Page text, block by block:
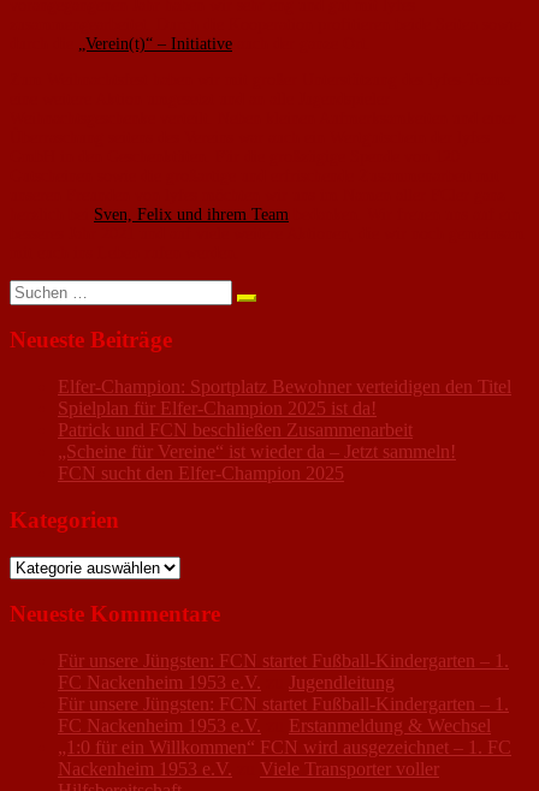
„Verein(t)“ – Initiative
Sven, Felix und ihrem Team
Suchen
nach:
Neueste Beiträge
Elfer-Champion: Sportplatz Bewohner verteidigen den Titel
Spielplan für Elfer-Champion 2025 ist da!
Patrick und FCN beschließen Zusammenarbeit
„Scheine für Vereine“ ist wieder da – Jetzt sammeln!
FCN sucht den Elfer-Champion 2025
Kategorien
Kategorien
Neueste Kommentare
Für unsere Jüngsten: FCN startet Fußball-Kindergarten – 1.
FC Nackenheim 1953 e.V.
Jugendleitung
Für unsere Jüngsten: FCN startet Fußball-Kindergarten – 1.
FC Nackenheim 1953 e.V.
Erstanmeldung & Wechsel
„1:0 für ein Willkommen“ FCN wird ausgezeichnet – 1. FC
Nackenheim 1953 e.V.
Viele Transporter voller